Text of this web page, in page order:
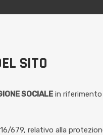
SITO
SOCIALE in
679, relativo alla